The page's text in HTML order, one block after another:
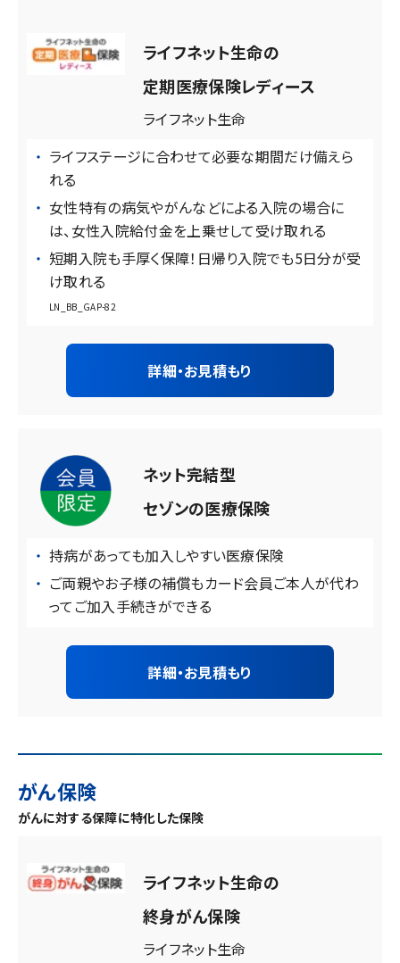
ライフネット生命の
定期医療保険レディース
ライフネット生命
ライフステージに合わせて必要な期間だけ備えら
れる
女性特有の病気やがんなどによる入院の場合に
は、女性入院給付金を上乗せして受け取れる
短期入院も手厚く保障！日帰り入院でも5日分が受
け取れる
LN_BB_GAP-82
詳細・お見積もり
ネット完結型
セゾンの医療保険
持病があっても加入しやすい医療保険
ご両親やお子様の補償もカード会員ご本人が代わ
ってご加入手続きができる
詳細・お見積もり
がん保険
がんに対する保障に特化した保険
ライフネット生命の
終身がん保険
ライフネット生命